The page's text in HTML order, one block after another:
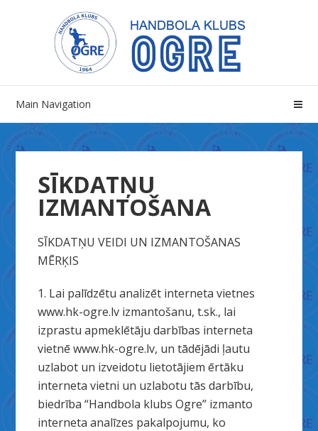
navigation
content
Main Navigation
SĪKDATŅU
IZMANTOŠANA
SĪKDATŅU VEIDI UN IZMANTOŠANAS
MĒRĶIS
1. Lai palīdzētu analizēt interneta vietnes
www.hk-ogre.lv izmantošanu, t.sk., lai
izprastu apmeklētāju darbības interneta
vietnē www.hk-ogre.lv, un tādējādi ļautu
uzlabot un izveidotu lietotājiem ērtāku
interneta vietni un uzlabotu tās darbību,
biedrība “Handbola klubs Ogre” izmanto
interneta analīzes pakalpojumu, ko